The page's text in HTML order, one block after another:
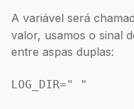
A variável será
valor, usamos o sinal
entre aspas duplas: